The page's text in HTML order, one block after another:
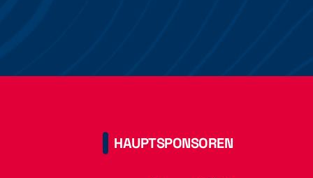
HAUPTSPONSOREN